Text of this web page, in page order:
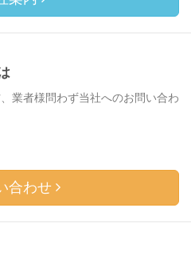
業者様問わず当社へのお問い合わ
合わせ